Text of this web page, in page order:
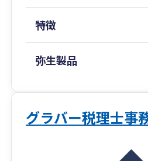
スにサポート業務を行えます
特徴
弥生製品
グラバー税理士事